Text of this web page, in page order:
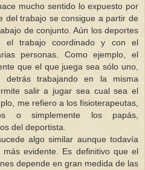
mucho sentido lo expuesto por
del trabajo se consigue a partir de
de conjunto. Aún los deportes
el trabajo coordinado y con el
personas. Como ejemplo, el
que el que juega sea sólo uno,
trabajando en la misma
salir a jugar sea cual sea el
me refiero a los fisioterapeutas,
o simplemente los papás,
del deportista.
algo similar aunque todavía
más evidente. Es definitivo que el
depende en gran medida de las